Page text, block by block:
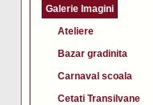
Galerie Imagini
Ateliere
Bazar gradinita
Carnaval scoala
Cetati Transilvane